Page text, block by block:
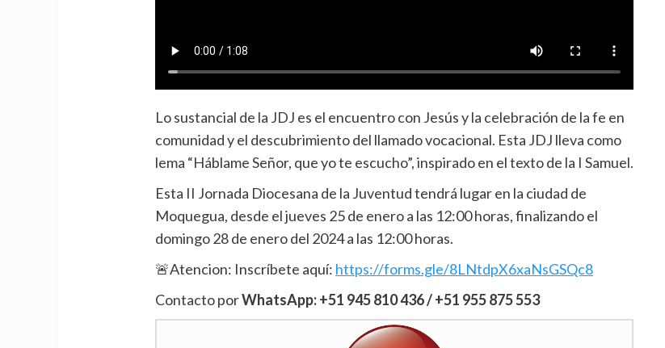
Lo sustancial de la JDJ es el encuentro con Jesús y la celebración de la fe en
comunidad y el descubrimiento del llamado vocacional. Esta JDJ lleva como
lema “Háblame Señor, que yo te escucho”, inspirado en el texto de la I Samuel.
Esta II Jornada Diocesana de la Juventud tendrá lugar en la ciudad de
Moquegua, desde el jueves 25 de enero a las 12:00 horas, finalizando el
domingo 28 de enero del 2024 a las 12:00 horas.
🚨Atencion: Inscríbete aquí: https://forms.gle/8LNtdpX6xaNsGSQc8
Contacto porWhatsApp: +51 945 810 436 / +51 955 875 553